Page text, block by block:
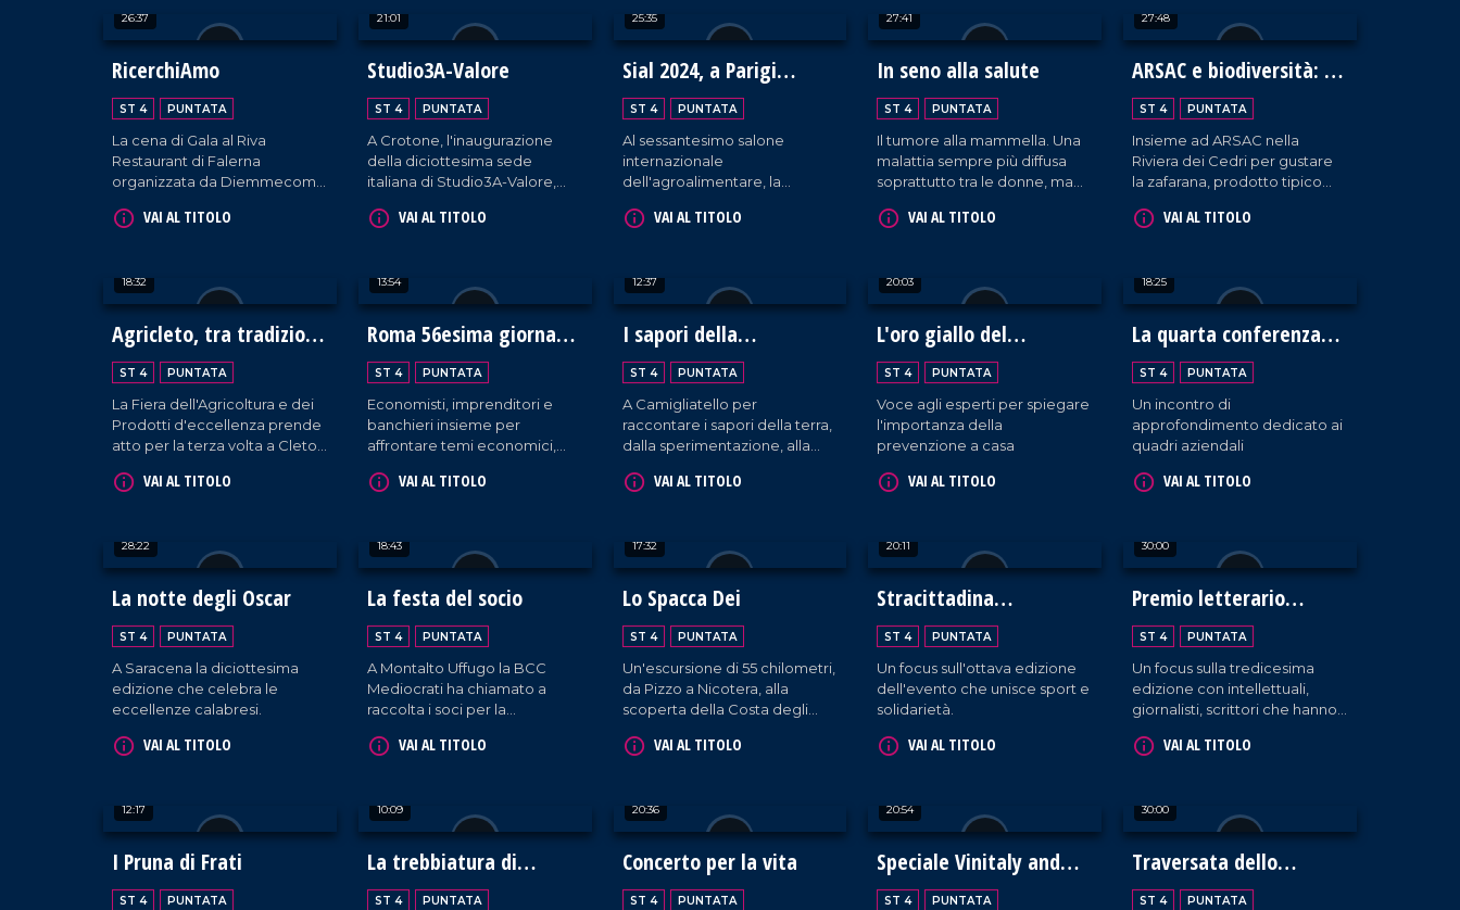
primario e secondario del
territorio, tra gli ospiti due
eccellenze Antonio Giulio
Grande e Fortunato Amarelli.
Un incontro importante tra
passato e futuro che ha uno
sguardo rivolto verso il
progresso.
voce ad ogni bisbiglio.
svantaggi delle nuove
tecnologie.
26:37
RicerchiAmo
ST 4 PUNTATA
La cena di Gala al Riva
Restaurant di Falerna
organizzata da Diemmecom
mauriziana per raccogliere
dell'UMG.
VAI AL TITOLO
21:01
Studio3A-Valore
ST 4 PUNTATA
A Crotone, l'inaugurazione
della diciottesima sede
italiana di Studio3A-Valore,
cittadini quando si tratta di
VAI AL TITOLO
25:35
Sial 2024, a Parigi
sfilano le eccellenze
gastronomiche della
Calabria
ST 4 PUNTATA
Al sessantesimo salone
internazionale
dell'agroalimentare, la
patria di bontà culinarie da
VAI AL TITOLO
27:41
In seno alla salute
ST 4 PUNTATA
Il tumore alla mammella. Una
malattia sempre più diffusa
soprattutto tra le donne, ma
uomini.VAI AL TITOLO
27:48
ARSAC e biodiversità: la
zafarana di Tortora
ST 4 PUNTATA
Insieme ad ARSAC nella
Riviera dei Cedri per gustare
la zafarana, prodotto tipico
della biodiversità in Calabria.
VAI AL TITOLO
18:32
Agricleto, tra tradizione
e innovazione
ST 4 PUNTATA
La Fiera dell'Agricoltura e dei
Prodotti d'eccellenza prende
atto per la terza volta a Cleto,
tradizionale e innovativo.
VAI AL TITOLO
13:54
Roma 56esima giornata
del credito
ST 4 PUNTATA
Economisti, imprenditori e
banchieri insieme per
affrontare temi economici,
VAI AL TITOLO
12:37
I sapori della
Biodiversità
ST 4 PUNTATA
A Camigliatello per
raccontare i sapori della terra,
dalla sperimentazione, alla
VAI AL TITOLO
20:03
L'oro giallo del
Mediterraneo
ST 4 PUNTATA
Voce agli esperti per spiegare
l'importanza della
prevenzione a casa
VAI AL TITOLO
18:25
La quarta conferenza
della BCC Mediocrati
ST 4 PUNTATA
Un incontro di
approfondimento dedicato ai
quadri aziendali
VAI AL TITOLO
28:22
La notte degli Oscar
ST 4 PUNTATA
A Saracena la diciottesima
edizione che celebra le
eccellenze calabresi.
VAI AL TITOLO
18:43
La festa del socio
ST 4 PUNTATA
A Montalto Uffugo la BCC
Mediocrati ha chiamato a
raccolta i soci per la
compagine sociale.
VAI AL TITOLO
17:32
Lo Spacca Dei
ST 4 PUNTATA
Un'escursione di 55 chilometri,
da Pizzo a Nicotera, alla
scoperta della Costa degli
VAI AL TITOLO
20:11
Stracittadina
Filadelfiese 2024
ST 4 PUNTATA
Un focus sull'ottava edizione
dell'evento che unisce sport e
solidarietà.
VAI AL TITOLO
30:00
Premio letterario
Caccuri
ST 4 PUNTATA
Un focus sulla tredicesima
edizione con intellettuali,
giornalisti, scrittori che hanno
nella Presila crotonese.
VAI AL TITOLO
12:17
I Pruna di Frati
ST 4 PUNTATA
10:09
La trebbiatura di
Maierato
ST 4 PUNTATA
20:36
Concerto per la vita
ST 4 PUNTATA
20:54
Speciale Vinitaly and
the City
ST 4 PUNTATA
30:00
Traversata dello
Stretto
ST 4 PUNTATA